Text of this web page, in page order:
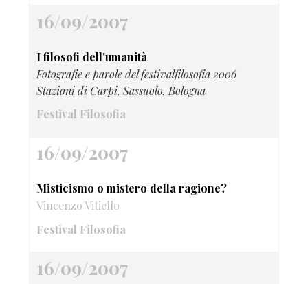
16/09/2007
I filosofi dell'umanità
Fotografie e parole del festivalfilosofia 2006
Stazioni di Carpi, Sassuolo, Bologna
Festival Filosofia
16/09/2007
Misticismo o mistero della ragione?
Vincenzo Vitiello
Festival Filosofia
16/09/2007